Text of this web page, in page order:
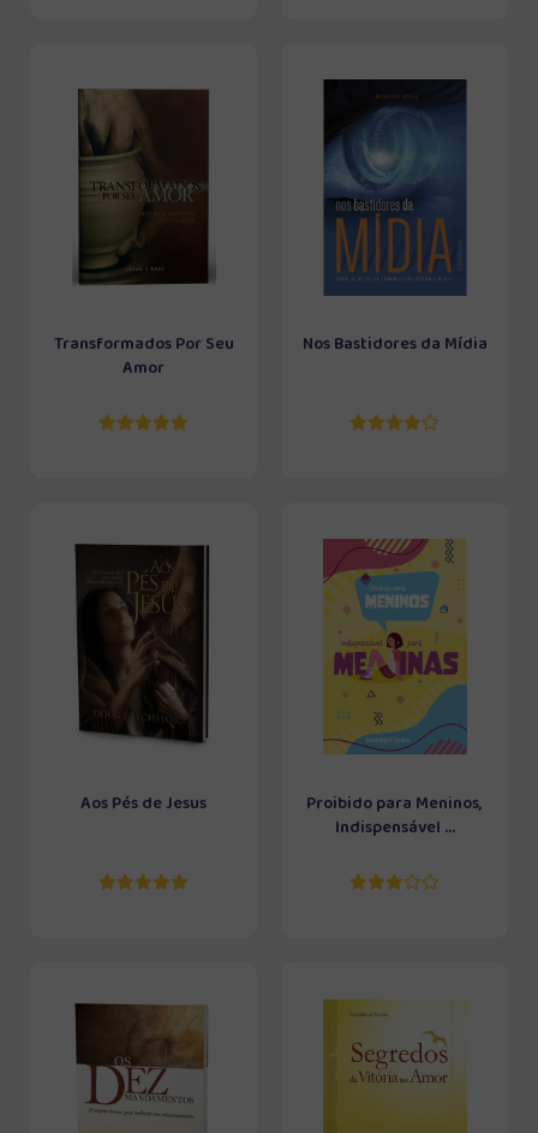
Transformados Por Seu
Amor
Nos Bastidores da Mídia
Aos Pés de Jesus
Proibido para Meninos,
Indispensável ...